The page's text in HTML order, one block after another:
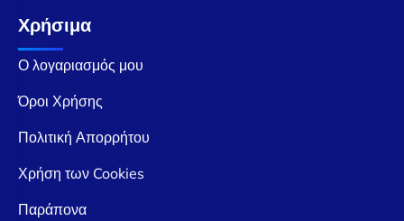
Χρήσιμα
Ο λογαριασμός μου
Όροι Χρήσης
Πολιτική Απορρήτου
Χρήση των Cookies
Παράπονα